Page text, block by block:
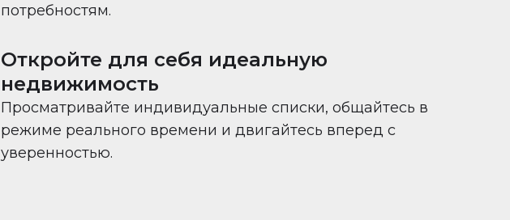
потребностям.
Откройте для себя идеальную
недвижимость
Просматривайте индивидуальные списки, общайтесь в
режиме реального времени и двигайтесь вперед с
уверенностью.